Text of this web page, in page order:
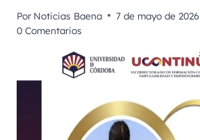
Por Noticias Baena 7 de mayo de 2026
0 Comentarios